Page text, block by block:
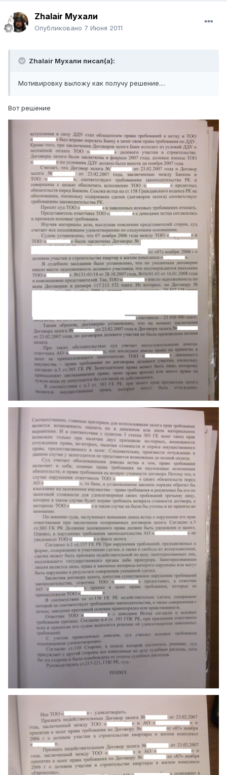
Zhalair Мухали
Опубликовано 7 Июня 2011
Zhalair Мухали писал(а):
Мотивировку выложу как получу решение....
Вот решение